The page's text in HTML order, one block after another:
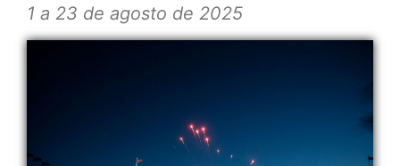
1 a 23 de agosto de 2025